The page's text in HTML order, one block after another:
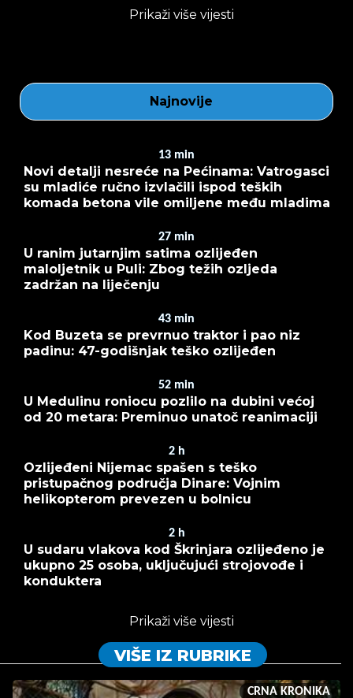
Prikaži više vijesti
Najnovije
13 min
Novi detalji nesreće na Pećinama: Vatrogasci
su mladiće ručno izvlačili ispod teških
komada betona vile omiljene među mladima
27 min
U ranim jutarnjim satima ozlijeđen
maloljetnik u Puli: Zbog težih ozljeda
zadržan na liječenju
43 min
Kod Buzeta se prevrnuo traktor i pao niz
padinu: 47-godišnjak teško ozlijeđen
52 min
U Medulinu roniocu pozlilo na dubini većoj
od 20 metara: Preminuo unatoč reanimaciji
2 h
Ozlijeđeni Nijemac spašen s teško
pristupačnog područja Dinare: Vojnim
helikopterom prevezen u bolnicu
2 h
U sudaru vlakova kod Škrinjara ozlijeđeno je
ukupno 25 osoba, uključujući strojovođe i
konduktera
Prikaži više vijesti
VIŠE IZ RUBRIKE
CRNA KRONIKA